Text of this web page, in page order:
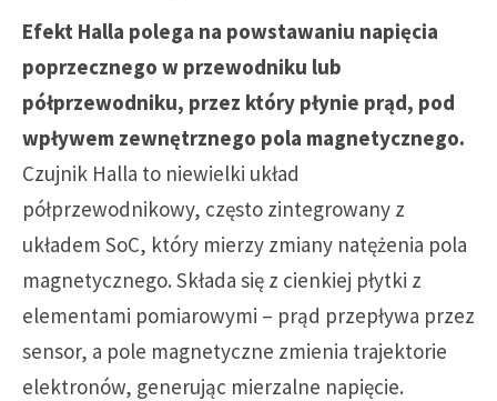
Efekt Halla polega na powstawaniu napięcia
poprzecznego w przewodniku lub
półprzewodniku, przez który płynie prąd, pod
wpływem zewnętrznego pola magnetycznego.
Czujnik Halla to niewielki układ
półprzewodnikowy, często zintegrowany z
układem SoC, który mierzy zmiany natężenia pola
magnetycznego. Składa się z cienkiej płytki z
elementami pomiarowymi – prąd przepływa przez
sensor, a pole magnetyczne zmienia trajektorie
elektronów, generując mierzalne napięcie.